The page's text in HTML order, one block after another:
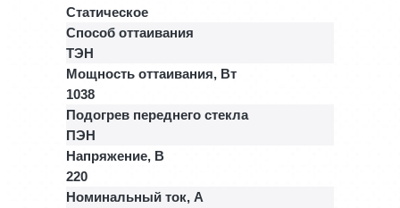
Статическое
Способ оттаивания
ТЭН
Мощность оттаивания, Вт
1038
Подогрев переднего стекла
ПЭН
Напряжение, В
220
Номинальный ток, A